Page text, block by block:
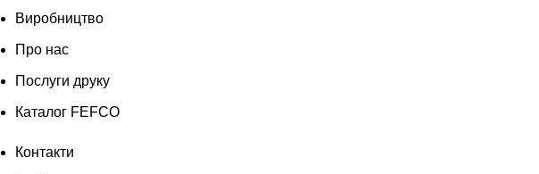
Виробництво
Про нас
Послуги друку
Каталог FEFCO
Контакти